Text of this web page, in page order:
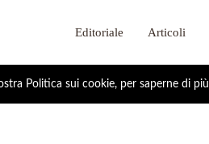
Politica sui cookie, per saperne di più
Editoriale Articoli